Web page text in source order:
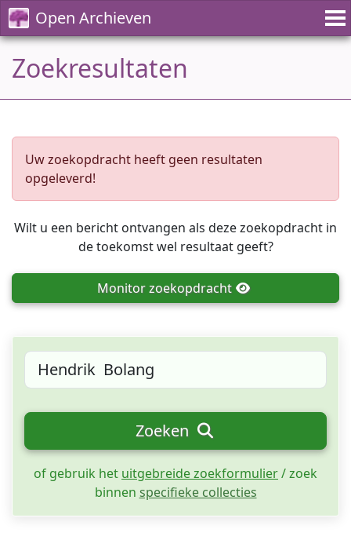
Open Archieven
Zoekresultaten
Uw zoekopdracht heeft geen resultaten
opgeleverd!
Wilt u een bericht ontvangen als deze zoekopdracht in
de toekomst wel resultaat geeft?
Monitorzoekopdracht
Zoeken
of gebruik het uitgebreide zoekformulier/ zoek
binnen specifieke collecties